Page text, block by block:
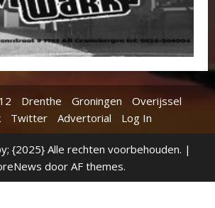
Drenthe Groningen
Overijssel
Twitter Advertorial Log In
{2025} Alle rechten voorbehouden. |
door AF themes.